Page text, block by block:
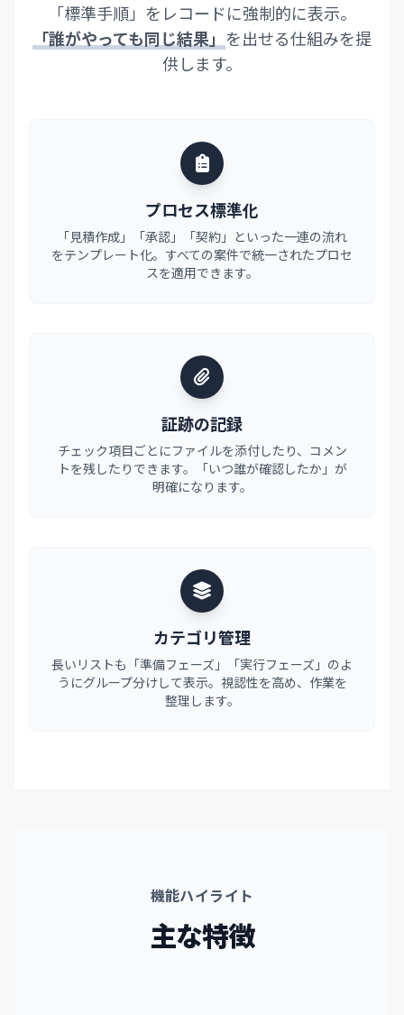
「標準手順」をレコードに強制的に表示。
「誰がやっても同じ結果」 を出せる仕組みを提
供します。
プロセス標準化
「見積作成」「承認」「契約」といった一連の流れ
をテンプレート化。すべての案件で統一されたプロセ
スを適用できます。
証跡の記録
チェック項目ごとにファイルを添付したり、コメン
トを残したりできます。「いつ誰が確認したか」が
明確になります。
カテゴリ管理
長いリストも「準備フェーズ」「実行フェーズ」のよ
うにグループ分けして表示。視認性を高め、作業を
整理します。
機能ハイライト
主な特徴